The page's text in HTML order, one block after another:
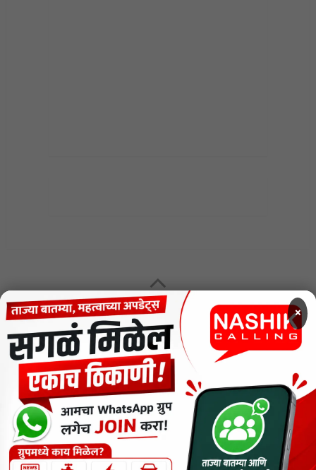
MENU
CODE OF ETHICS FOR DIGITAL NEWS WEBSITES
Contact Us
Privacy Policy
Short News
ThemeNcode PDF Viewer SC [Do not Delete]
×